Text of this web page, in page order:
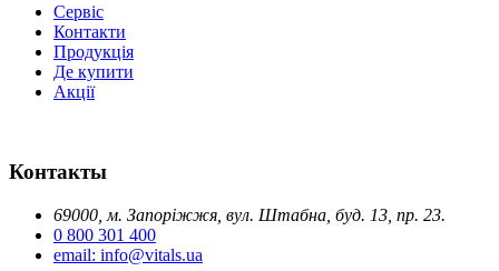
Сервіс
Контакти
Продукція
Де купити
Акції
Контакты
69000, м. Запоріжжя, вул. Штабна, буд. 13, пр. 23.
0 800 301 400
email: info@vitals.ua